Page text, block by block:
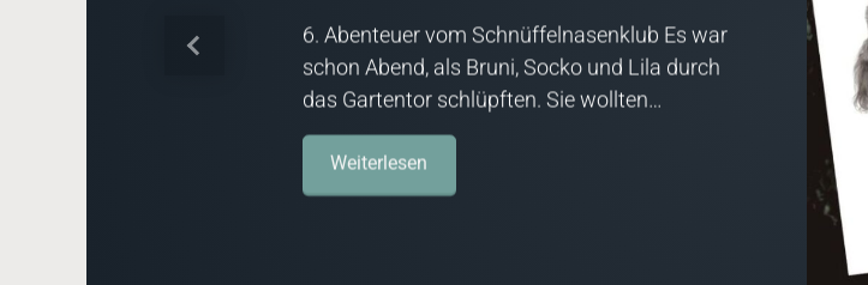
6. Abenteuer vom Schnüffelnasenklub Es war
schon Abend, als Bruni, Socko und Lila durch
das Gartentor schlüpften. Sie wollten…
Weiterlesen
Vorheriger